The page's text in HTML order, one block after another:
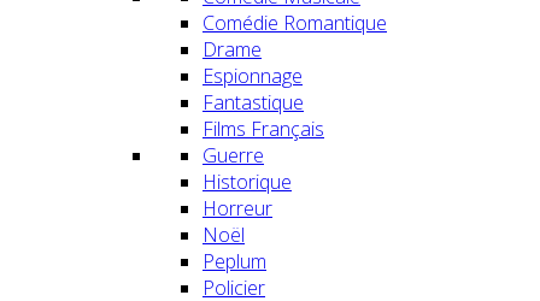
Comédie Romantique
Drame
Espionnage
Fantastique
Films Français
Guerre
Historique
Horreur
Noël
Peplum
Policier